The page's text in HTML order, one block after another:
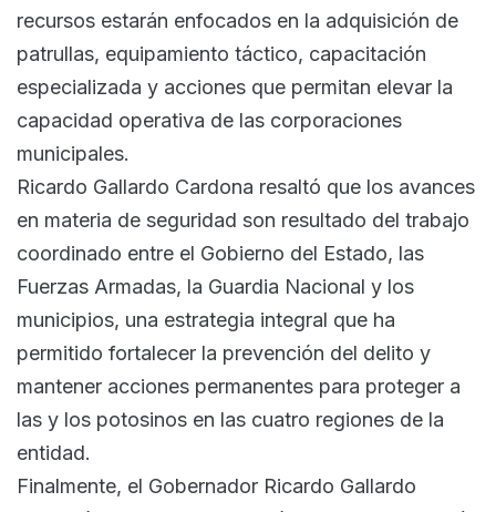
recursos estarán enfocados en la adquisición de
patrullas, equipamiento táctico, capacitación
especializada y acciones que permitan elevar la
capacidad operativa de las corporaciones
municipales.
Ricardo Gallardo Cardona resaltó que los avances
en materia de seguridad son resultado del trabajo
coordinado entre el Gobierno del Estado, las
Fuerzas Armadas, la Guardia Nacional y los
municipios, una estrategia integral que ha
permitido fortalecer la prevención del delito y
mantener acciones permanentes para proteger a
las y los potosinos en las cuatro regiones de la
entidad.
Finalmente, el Gobernador Ricardo Gallardo